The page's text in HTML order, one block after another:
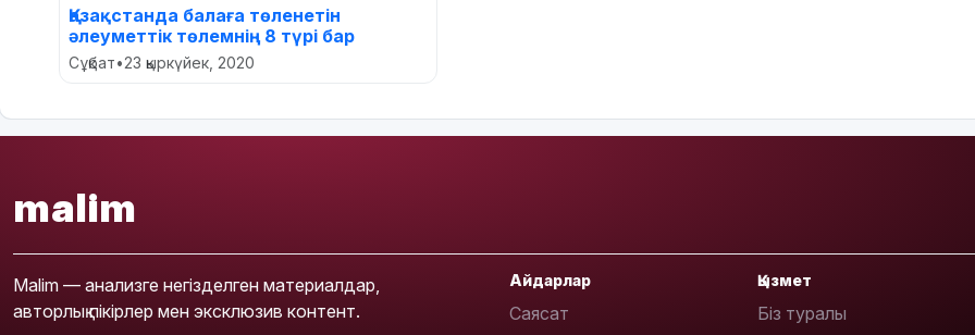
Қазақстанда балаға төленетін
әлеуметтік төлемнің 8 түрі бар
Сұқбат•23 қыркүйек, 2020
malim
Malim — анализге негізделген материалдар,
авторлық пікірлер мен эксклюзив контент.
Айдарлар
Саясат
Қызмет
Біз туралы